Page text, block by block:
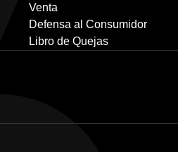
Venta
Defensa al Consumidor
Libro de Quejas